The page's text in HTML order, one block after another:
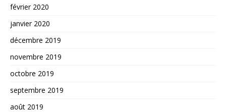
février 2020
janvier 2020
décembre 2019
novembre 2019
octobre 2019
septembre 2019
août 2019